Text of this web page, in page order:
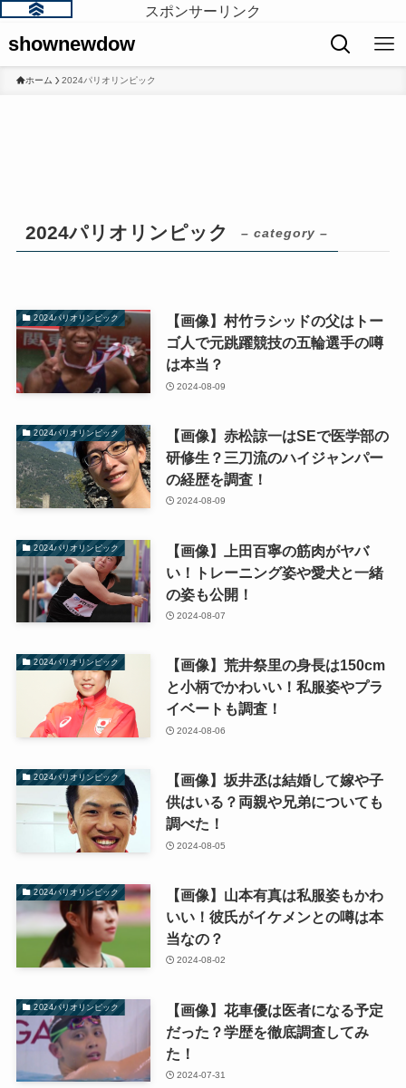
スポンサーリンク
shownewdow
ホーム 2024パリオリンピック
2024パリオリンピック – category –
2024パリオリンピック
【画像】村竹ラシッドの父はトー
ゴ人で元跳躍競技の五輪選手の噂
は本当？
2024-08-09
2024パリオリンピック
【画像】赤松諒一はSEで医学部の
研修生？三刀流のハイジャンパー
の経歴を調査！
2024-08-09
2024パリオリンピック
【画像】上田百寧の筋肉がヤバ
い！トレーニング姿や愛犬と一緒
の姿も公開！
2024-08-07
2024パリオリンピック
【画像】荒井祭里の身長は150cm
と小柄でかわいい！私服姿やプラ
イベートも調査！
2024-08-06
2024パリオリンピック
【画像】坂井丞は結婚して嫁や子
供はいる？両親や兄弟についても
調べた！
2024-08-05
2024パリオリンピック
【画像】山本有真は私服姿もかわ
いい！彼氏がイケメンとの噂は本
当なの？
2024-08-02
2024パリオリンピック
【画像】花車優は医者になる予定
だった？学歴を徹底調査してみ
た！
2024-07-31